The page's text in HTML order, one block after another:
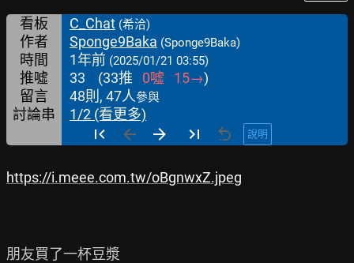
看板 C_Chat (希洽)
作者 Sponge9Baka (Sponge9Baka)
時間 1年前 (2025/01/21 03:55)
推噓 33 (33推 0噓 15→)
留言
48則, 47人參與
討論串 1/2 (看更多)
說明
https://i.meee.com.tw/oBgnwxZ.jpeg
朋友買了一杯豆漿